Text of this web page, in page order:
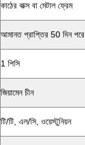
কাঠের বাক্স বা মেটাল ফ্রেম
আমানত প্রাপ্তির 50 দিন পরে
1 পিসি
জিয়ামেন চীন
টি/টি, এল/সি, ওয়েস্টুনিয়ন